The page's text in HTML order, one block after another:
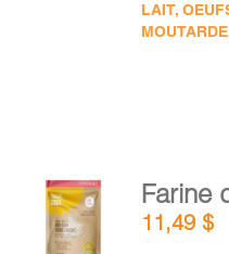
LAIT,
AJOUTER
AU
PANIER
Farine
11,49$